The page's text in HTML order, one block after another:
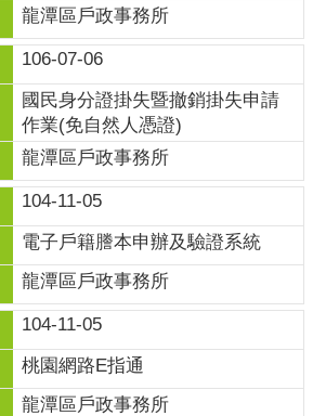
龍潭區戶政事務所
106-07-06
國民身分證掛失暨撤銷掛失申請
作業(免自然人憑證)
龍潭區戶政事務所
104-11-05
電子戶籍謄本申辦及驗證系統
龍潭區戶政事務所
104-11-05
桃園網路E指通
龍潭區戶政事務所